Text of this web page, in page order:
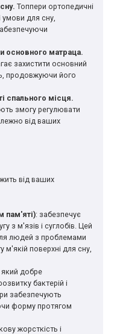
Топпери ортопедичні
умови для сну,
основного матраца.
захистити основний
продовжуючи його
спального місця.
змогу регулювати
від ваших
від ваших
пам'яті): забезпечує
з м'язів і суглобів. Цей
людей з проблемами
м'якій поверхні для сну,
який добре
бактерій і
забезпечують
форму протягом
жорсткість і